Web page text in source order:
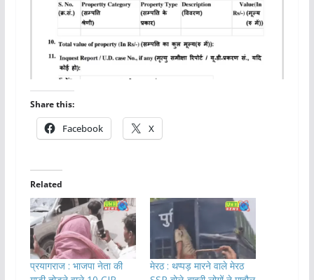
Share this:
Facebook X
Related
प्रयागराज : भाजपा नेता की
मेरठ : थप्पड़ मारने वाले मेरठ